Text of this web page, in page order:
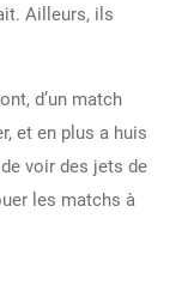
Ailleurs, ils
d’un match
et en plus a huis
voir des jets de
les matchs à